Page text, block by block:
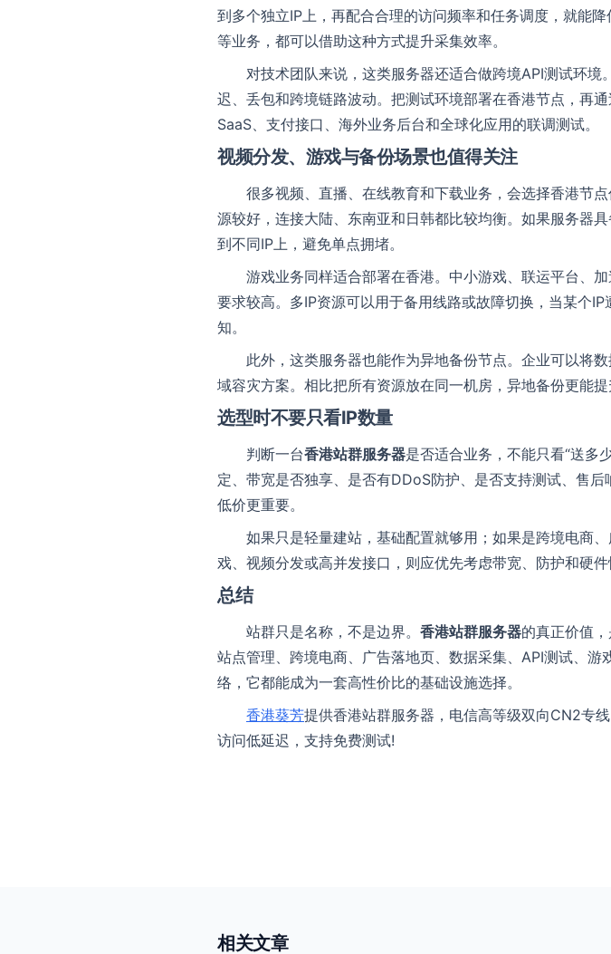
到多个独立IP上，再配合合理的访问频率和任务调度，就能
等业务，都可以借助这种方式提升采集效率。
对技术团队来说，这类服务器还适合做跨境API测试环
迟、丢包和跨境链路波动。把测试环境部署在香港节点，再
SaaS、支付接口、海外业务后台和全球化应用的联调测试。
视频分发、游戏与备份场景也值得关注
很多视频、直播、在线教育和下载业务，会选择香港节
源较好，连接大陆、东南亚和日韩都比较均衡。如果服务器
到不同IP上，避免单点拥堵。
游戏业务同样适合部署在香港。中小游戏、联运平台、
要求较高。多IP资源可以用于备用线路或故障切换，当某个
知。
此外，这类服务器也能作为异地备份节点。企业可以将
域容灾方案。相比把所有资源放在同一机房，异地备份更能提
选型时不要只看IP数量
判断一台香港站群服务器是否适合业务，不能只看“送多
定、带宽是否独享、是否有DDoS防护、是否支持测试、售
低价更重要。
如果只是轻量建站，基础配置就够用；如果是跨境电商
戏、视频分发或高并发接口，则应优先考虑带宽、防护和硬件
总结
站群只是名称，不是边界。 香港站群服务器的真正价值
站点管理、跨境电商、广告落地页、数据采集、API测试、
络，它都能成为一套高性价比的基础设施选择。
香港葵芳提供香港站群服务器，电信高等级双向CN2专
访问低延迟，支持免费测试!
相关文章
单位名称
电话号码
留言内容